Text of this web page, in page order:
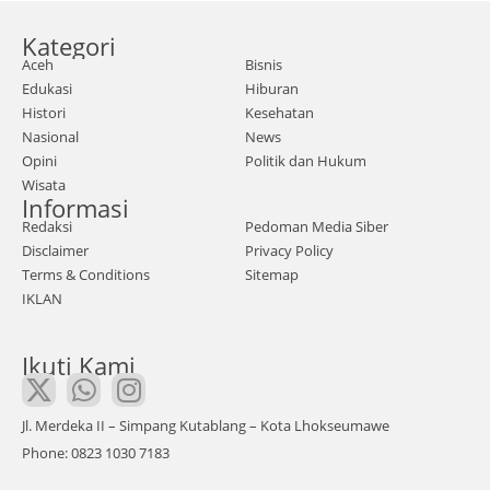
Amr
i (37)
Keu
chik
Gam
pon
g
Pay
a
Keca
mat
an
Pay
Bara
t –
Sulit
nya
bera
ntas
tam
ban
g
ema
ilega
l
dian
tara
Kategori
Aceh
Bisnis
Edukasi
Hiburan
Histori
Kesehatan
Nasional
News
Opini
Politik dan Hukum
Wisata
Informasi
Redaksi
Pedoman Media Siber
Disclaimer
Privacy Policy
Terms & Conditions
Sitemap
IKLAN
Ikuti Kami
Jl. Merdeka II – Simpang Kutablang – Kota Lhokseumawe
Phone: 0823 1030 7183